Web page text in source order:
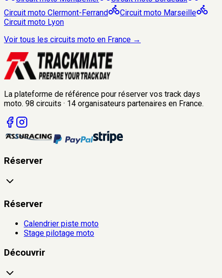
Circuit moto Clermont-Ferrand Circuit moto Marseille
Circuit moto Lyon
Voir tous les circuits moto en France →
La plateforme de référence pour réserver vos track days
moto. 98 circuits · 14 organisateurs partenaires en France.
Réserver
Réserver
Calendrier piste moto
Stage pilotage moto
Découvrir